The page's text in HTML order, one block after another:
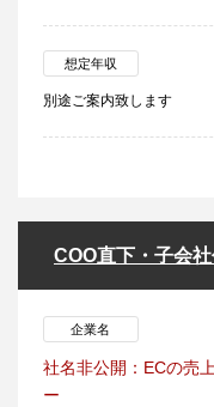
想定年収
別途ご案内致します
COO直下・子会
企業名
社名非公開：ECの売
ー